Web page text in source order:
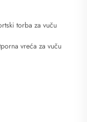
torba za vuču
vreća za vuču